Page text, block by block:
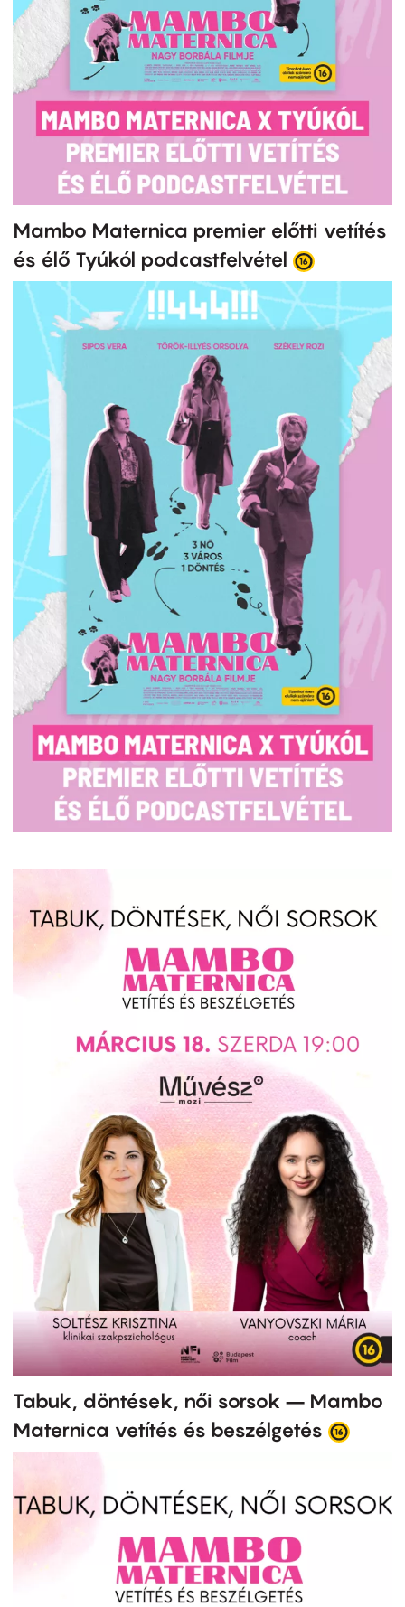
Mambo Maternica premier előtti vetítés
és élő Tyúkól podcastfelvétel
Tabuk, döntések, női sorsok – Mambo
Maternica vetítés és beszélgetés